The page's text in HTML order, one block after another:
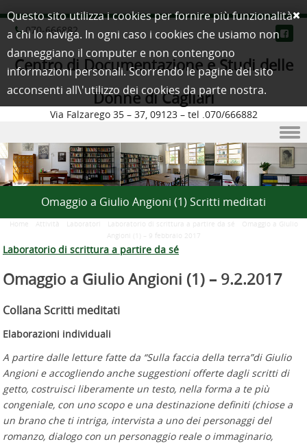
070-666882
Centro di Documentazione e Studi delle
Donne di Cagliari
Via Falzarego 35 – 37, 09123 – tel .070/666882
Skip to content
Omaggio a Giulio Angioni (1) Scritti meditati
Home Attività Laboratori Laboratorio di scrittura a partire da sé
Omaggio a Giulio
Angioni (1) – 9 febbraio 2017
Laboratorio di scrittura a partire da sé
Omaggio a Giulio Angioni (1) – 9.2.2017
Collana Scritti meditati
Elaborazioni individuali
A partire dalle letture fatte da “Sulla faccia della terra”di Giulio
Angioni e accogliendo anche suggestioni offerte dagli scritti di
getto, costruisci liberamente un testo, nella forma a te più
congeniale, con uno scopo e una destinazione definiti (chiose a
un brano che ti intriga, intervista a uno dei personaggi del
romanzo, dialogo con un personaggio reale o immaginario,
Questo sito utilizza i cookies per fornire più funzionalità
a chi lo naviga. In ogni caso i cookies che usiamo non
danneggiano il computer e non contengono
informazioni personali. Scorrendo le pagine del sito
acconsenti all\'utilizzo dei cookies da parte nostra.